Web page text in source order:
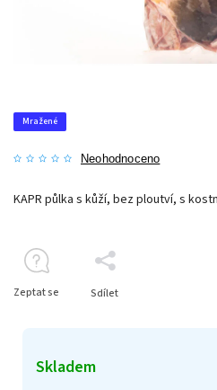
Mražené
Neohodnoceno
Skladem
KAPR půlka s kůží, bez ploutví, s
Zeptat se Sdílet